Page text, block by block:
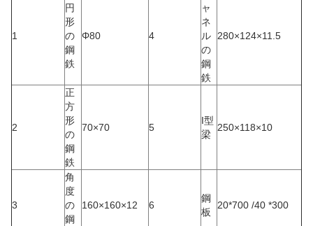
1
円
形
の
鋼
鉄
Φ80 4
ャ
ネ
ル
の
鋼
鉄
280×124×11.5
2
正
方
形
の
鋼
鉄
70×70 5
I型
梁
250×118×10
3
角
度
の
鋼
160×160×12 6
鋼
板
20*700 /40 *300